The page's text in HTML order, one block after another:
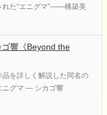
れた“エニグマ”——構築美
響《Beyond the
を詳しく解説した同名の
ニグマ ― シカゴ響